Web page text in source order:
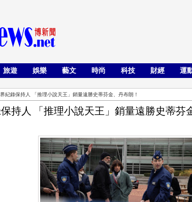
旅遊 娛樂 藝文 時尚 科技 財經 運
紀錄保持人 「推理小說天王」銷量遠勝史蒂芬金、丹布朗！
持人 「推理小說天王」銷量遠勝史蒂芬